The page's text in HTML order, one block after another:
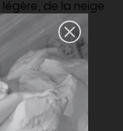
de la neige